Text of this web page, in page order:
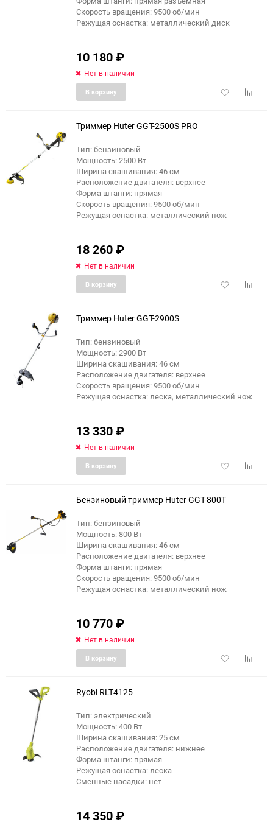
Скорость вращения: 9500 об/мин
Режущая оснастка: металлический диск
10 180₽
Нет в наличии
Добавить
В корзину
Триммер Huter GGT-2500S PRO
Тип: бензиновый
Мощность: 2500 Вт
Ширина скашивания: 46 см
Расположение двигателя: верхнее
Форма штанги: прямая
Скорость вращения: 9500 об/мин
Режущая оснастка: металлический нож
18 260₽
Нет в наличии
Добавить
В корзину
Триммер Huter GGT-2900S
Тип: бензиновый
Мощность: 2900 Вт
Ширина скашивания: 46 см
Расположение двигателя: верхнее
Скорость вращения: 9500 об/мин
Режущая оснастка: леска, металлический нож
13 330₽
Нет в наличии
Добавить
В корзину
Бензиновый триммер Huter GGT-800T
Тип: бензиновый
Мощность: 800 Вт
Ширина скашивания: 46 см
Расположение двигателя: верхнее
Форма штанги: прямая
Скорость вращения: 9500 об/мин
Режущая оснастка: металлический нож
10 770₽
Нет в наличии
Добавить
В корзину
Ryobi RLT4125
Тип: электрический
Мощность: 400 Вт
Ширина скашивания: 25 см
Расположение двигателя: нижнее
Форма штанги: прямая
Режущая оснастка: леска
Сменные насадки: нет
14 350₽